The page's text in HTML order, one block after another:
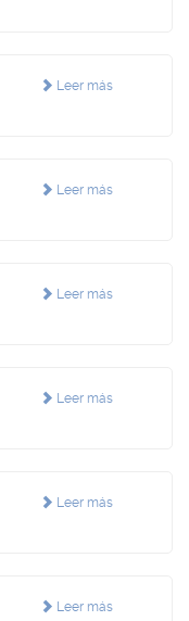
Leer más
Leer más
Leer más
Leer más
Leer más
Leer más